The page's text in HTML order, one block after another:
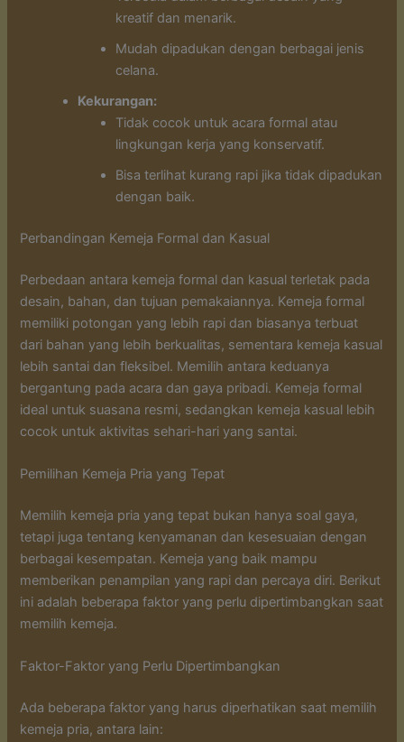
kreatif dan menarik.
Mudah dipadukan dengan berbagai jenis
celana.
Kekurangan:
Tidak cocok untuk acara formal atau
lingkungan kerja yang konservatif.
Bisa terlihat kurang rapi jika tidak dipadukan
dengan baik.
Perbandingan Kemeja Formal dan Kasual
Perbedaan antara kemeja formal dan kasual terletak pada
desain, bahan, dan tujuan pemakaiannya. Kemeja formal
memiliki potongan yang lebih rapi dan biasanya terbuat
dari bahan yang lebih berkualitas, sementara kemeja kasual
lebih santai dan fleksibel. Memilih antara keduanya
bergantung pada acara dan gaya pribadi. Kemeja formal
ideal untuk suasana resmi, sedangkan kemeja kasual lebih
cocok untuk aktivitas sehari-hari yang santai.
Pemilihan Kemeja Pria yang Tepat
Memilih kemeja pria yang tepat bukan hanya soal gaya,
tetapi juga tentang kenyamanan dan kesesuaian dengan
berbagai kesempatan. Kemeja yang baik mampu
memberikan penampilan yang rapi dan percaya diri. Berikut
ini adalah beberapa faktor yang perlu dipertimbangkan saat
memilih kemeja.
Faktor-Faktor yang Perlu Dipertimbangkan
Ada beberapa faktor yang harus diperhatikan saat memilih
kemeja pria, antara lain: